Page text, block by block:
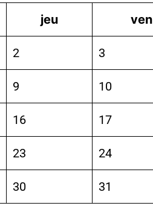
jeu ven
2 3
9 10
16 17
23 24
30
31